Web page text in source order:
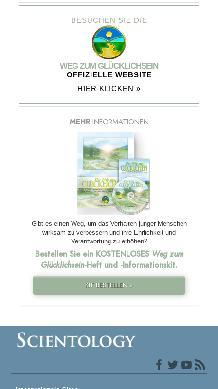
BESUCHEN SIE DIE
WEG ZUM GLÜCKLICHSEIN
OFFIZIELLE WEBSITE
HIER KLICKEN »
MEHR INFORMATIONEN
Gibt es einen Weg, um das Verhalten junger Menschen
wirksam zu verbessern und ihre Ehrlichkeit und
Verantwortung zu erhöhen?
Bestellen Sie ein KOSTENLOSES Weg zum
Glücklichsein-Heft und -Informationskit.
KIT BESTELLEN »